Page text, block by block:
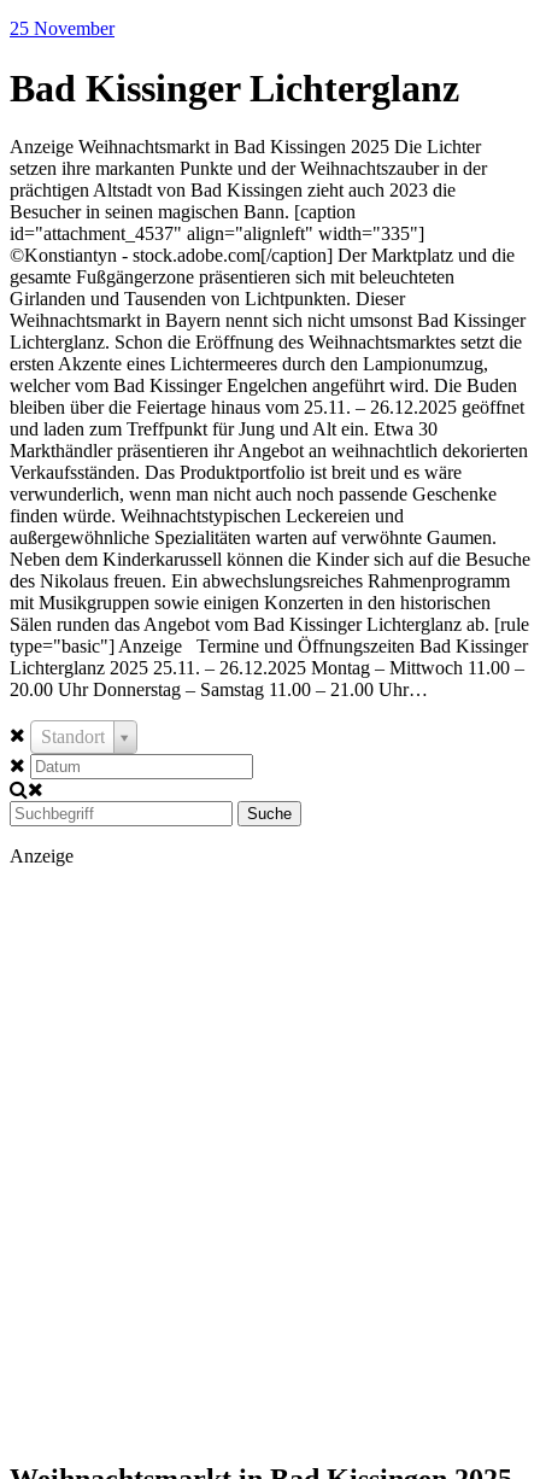
25 November
Bad Kissinger Lichterglanz
Anzeige Weihnachtsmarkt in Bad Kissingen 2025 Die Lichter
setzen ihre markanten Punkte und der Weihnachtszauber in der
prächtigen Altstadt von Bad Kissingen zieht auch 2023 die
Besucher in seinen magischen Bann. [caption
id="attachment_4537" align="alignleft" width="335"]
©Konstiantyn - stock.adobe.com[/caption] Der Marktplatz und die
gesamte Fußgängerzone präsentieren sich mit beleuchteten
Girlanden und Tausenden von Lichtpunkten. Dieser
Weihnachtsmarkt in Bayern nennt sich nicht umsonst Bad Kissinger
Lichterglanz. Schon die Eröffnung des Weihnachtsmarktes setzt die
ersten Akzente eines Lichtermeeres durch den Lampionumzug,
welcher vom Bad Kissinger Engelchen angeführt wird. Die Buden
bleiben über die Feiertage hinaus vom 25.11. – 26.12.2025 geöffnet
und laden zum Treffpunkt für Jung und Alt ein. Etwa 30
Markthändler präsentieren ihr Angebot an weihnachtlich dekorierten
Verkaufsständen. Das Produktportfolio ist breit und es wäre
verwunderlich, wenn man nicht auch noch passende Geschenke
finden würde. Weihnachtstypischen Leckereien und
außergewöhnliche Spezialitäten warten auf verwöhnte Gaumen.
Neben dem Kinderkarussell können die Kinder sich auf die Besuche
des Nikolaus freuen. Ein abwechslungsreiches Rahmenprogramm
mit Musikgruppen sowie einigen Konzerten in den historischen
Sälen runden das Angebot vom Bad Kissinger Lichterglanz ab. [rule
type="basic"] Anzeige Termine und Öffnungszeiten Bad Kissinger
Lichterglanz 2025 25.11. – 26.12.2025 Montag – Mittwoch 11.00 –
20.00 Uhr Donnerstag – Samstag 11.00 – 21.00 Uhr…
Standort
Suche
Anzeige